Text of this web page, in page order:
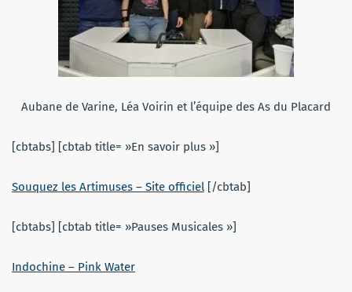
Aubane de Varine, Léa Voirin et l’équipe des As du Placard
[cbtabs] [cbtab title= »En savoir plus »]
Souquez les Artimuses – Site officiel [/cbtab]
[cbtabs] [cbtab title= »Pauses Musicales »]
Indochine – Pink Water